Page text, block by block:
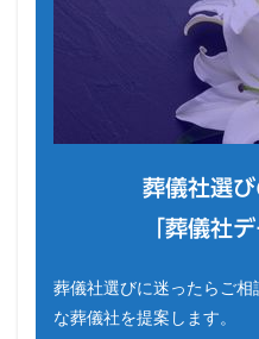
葬儀社選
「葬儀社
葬儀社選びに迷ったらご
な葬儀社を提案します。